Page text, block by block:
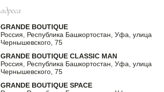
адреса
GRANDE BOUTIQUE
Россия, Республика Башкортостан, Уфа, улица
Чернышевского, 75
GRANDE BOUTIQUE CLASSIC MAN
Россия, Республика Башкортостан, Уфа, улица
Чернышевского, 75
GRANDE BOUTIQUE SPACE